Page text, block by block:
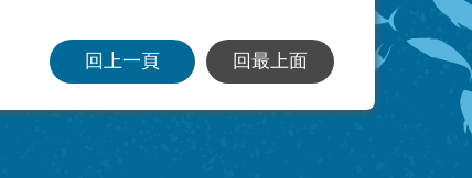
回上一頁 回最上面